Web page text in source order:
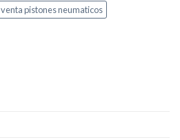
venta pistones neumaticos